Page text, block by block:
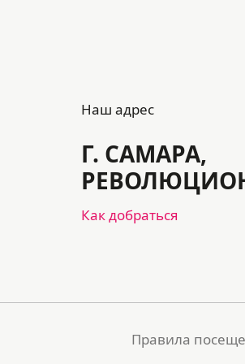
Наш адрес
Г. САМАРА,
Как добраться
Правила